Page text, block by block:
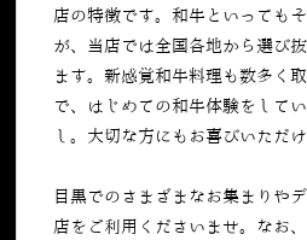
店の特徴です。和牛といっても
が、当店では全国各地から選び
ます。新感覚和牛料理も数多く
で、はじめての和牛体験をして
し。大切な方にもお喜びいただ
目黒でのさまざまなお集まりや
店をご利用くださいませ。なお